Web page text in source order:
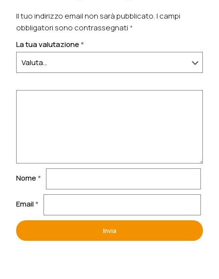
Il tuo indirizzo email non sarà pubblicato. I campi
obbligatori sono contrassegnati *
La tua valutazione *
Nome *
Email*